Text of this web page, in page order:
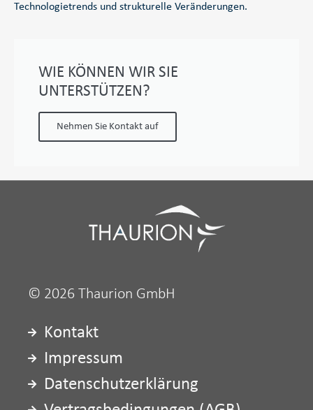
Technologietrends und strukturelle Veränderungen.
WIE KÖNNEN WIR SIE
UNTERSTÜTZEN?
Nehmen Sie Kontakt auf
© 2026 Thaurion GmbH
Kontakt
Impressum
Datenschutzerklärung